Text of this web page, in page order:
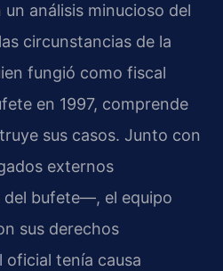
análisis minucioso del
circunstancias de la
fungió como fiscal
en 1997, comprende
sus casos. Junto con
externos
bufete—, el equipo
sus derechos
oficial tenía causa